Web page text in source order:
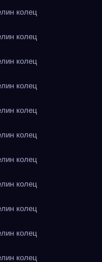
колец
колец
колец
колец
колец
колец
колец
колец
колец
колец
колец